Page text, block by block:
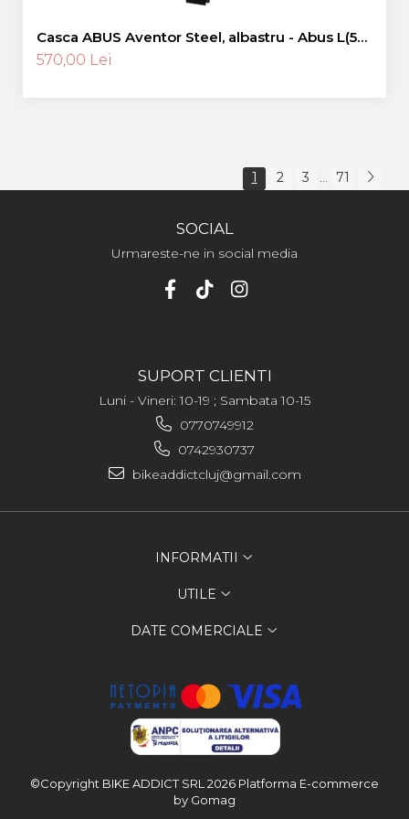
Casca ABUS Aventor Steel, albastru - Abus L(57-
61 cm)
570,00 Lei
1 2 3 71
SOCIAL
Urmareste-ne in social media
SUPORT CLIENTI
Luni - Vineri: 10-19 ; Sambata 10-15
0770749912
0742930737
bikeaddictcluj@gmail.com
INFORMATII
UTILE
DATE COMERCIALE
©Copyright BIKE ADDICT SRL 2026 Platforma E-commerce
by Gomag